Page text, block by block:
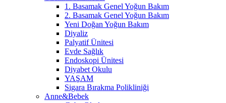
1. Basamak Genel Yoğun Bakım
2. Basamak Genel Yoğun Bakım
Yeni Doğan Yoğun Bakım
Diyaliz
Palyatif Ünitesi
Evde Sağlık
Endoskopi Ünitesi
Diyabet Okulu
YAŞAM
Sigara Bırakma Polikliniği
Anne&Bebek